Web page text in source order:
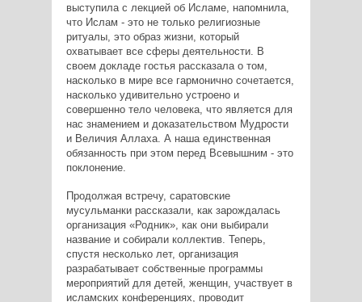
выступила с лекцией об Исламе, напомнила,
что Ислам - это не только религиозные
ритуалы, это образ жизни, который
охватывает все сферы деятельности. В
своем докладе гостья рассказала о том,
насколько в мире все гармонично сочетается,
насколько удивительно устроено и
совершенно тело человека, что является для
нас знамением и доказательством Мудрости
и Величия Аллаха. А наша единственная
обязанность при этом перед Всевышним - это
поклонение.
Продолжая встречу, саратовские
мусульманки рассказали, как зарождалась
организация «Родник», как они выбирали
название и собирали коллектив. Теперь,
спустя несколько лет, организация
разрабатывает собственные программы
мероприятий для детей, женщин, участвует в
исламских конференциях, проводит